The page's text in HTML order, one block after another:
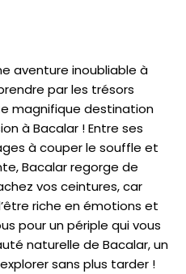
aventure inoubliable à
par les trésors
magnifique destination
à Bacalar ! Entre ses
à couper le souffle et
Bacalar regorge de
vos ceintures, car
riche en émotions et
pour un périple qui vous
naturelle de Bacalar, un
sans plus tarder !